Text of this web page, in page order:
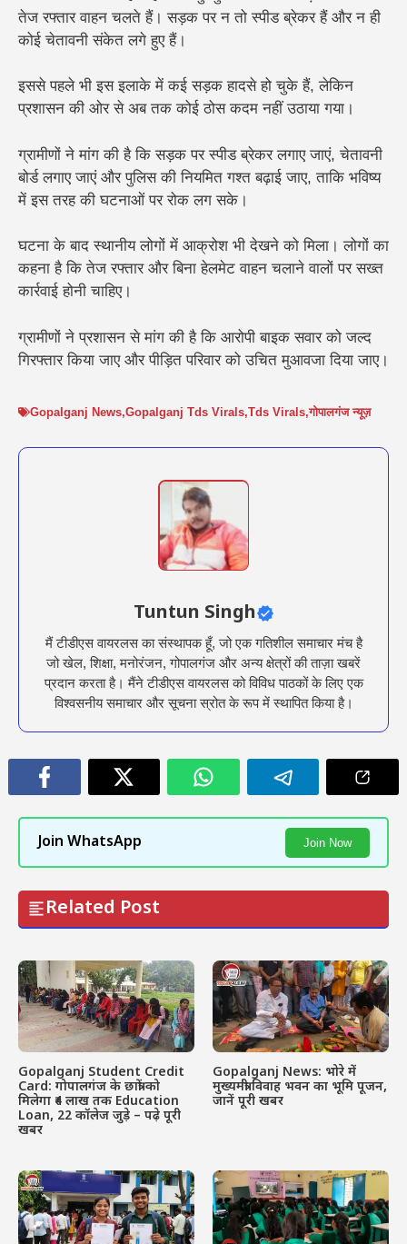
तेज रफ्तार वाहन चलते हैं। सड़क पर न तो स्पीड ब्रेकर हैं और न ही
कोई चेतावनी संकेत लगे हुए हैं।
इससे पहले भी इस इलाके में कई सड़क हादसे हो चुके हैं, लेकिन
प्रशासन की ओर से अब तक कोई ठोस कदम नहीं उठाया गया।
ग्रामीणों ने मांग की है कि सड़क पर स्पीड ब्रेकर लगाए जाएं, चेतावनी
बोर्ड लगाए जाएं और पुलिस की नियमित गश्त बढ़ाई जाए, ताकि भविष्य
में इस तरह की घटनाओं पर रोक लग सके।
घटना के बाद स्थानीय लोगों में आक्रोश भी देखने को मिला। लोगों का
कहना है कि तेज रफ्तार और बिना हेलमेट वाहन चलाने वालों पर सख्त
कार्रवाई होनी चाहिए।
ग्रामीणों ने प्रशासन से मांग की है कि आरोपी बाइक सवार को जल्द
गिरफ्तार किया जाए और पीड़ित परिवार को उचित मुआवजा दिया जाए।
Gopalganj News,Gopalganj Tds Virals,Tds Virals,गोपालगंज न्यूज़
Tuntun Singh
मैं टीडीएस वायरलस का संस्थापक हूँ, जो एक गतिशील समाचार मंच है
जो खेल, शिक्षा, मनोरंजन, गोपालगंज और अन्य क्षेत्रों की ताज़ा खबरें
प्रदान करता है। मैंने टीडीएस वायरलस को विविध पाठकों के लिए एक
विश्वसनीय समाचार और सूचना स्रोत के रूप में स्थापित किया है।
Join WhatsApp Join Now
Related Post
Gopalganj Student Credit
Card: गोपालगंज के छात्रों को
मिलेगा ₹4 लाख तक Education
Loan, 22 कॉलेज जुड़े – पढ़े पूरी
खबर
Gopalganj News: भोरे में
मुख्यमंत्री विवाह भवन का भूमि पूजन,
जानें पूरी खबर